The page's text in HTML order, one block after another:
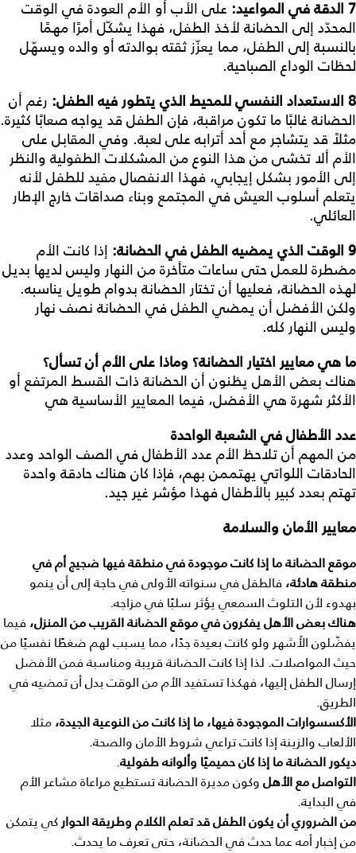
7 الدقةفي المواعيد: على الأب أو الأم العودة في الوقت
المحدّد إلى الحضانة لأخذ الطفل، فهذا يشكّل أمرًا مهمًا
بالنسبة إلى الطفل، مما يعزّز ثقته بوالدته أو والده ويسهّل
لحظات الوداع الصباحية.
8 الاستعداد النفسيللمحيط الذي يتطورفيه الطفل: رغم أن
الحضانة غالبًا ما تكون مراقبة، فإن الطفل قد يواجه صعابًا كثيرة.
مثلاً قد يتشاجر مع أحد أترابه على لعبة. وفي المقابل على
الأم ألا تخشى من هذا النوع من المشكلات الطفولية والنظر
إلى الأمور بشكل إيجابي، فهذا الانفصال مفيد للطفل لأنه
يتعلم أسلوب العيش في المجتمع وبناء صداقات خارج الإطار
العائلي.
9 الوقت الذي يمضيه الطفلفي الحضانة: إذا كانت الأم
مضطرة للعمل حتى ساعات متأخرة من النهار وليس لديها بديل
لهذه الحضانة، فعليها أن تختار الحضانة بدوام طويل يناسبه.
ولكن الأفضل أن يمضي الطفل في الحضانة نصف نهار
وليس النهار كله.
ما هيمعايير اختيار الحضانة؟ وماذا على الأمأنتسأل؟
هناك بعض الأهل يظنون أن الحضانة ذات القسط المرتفع أو
الأكثر شهرة هي الأفضل، فيما المعايير الأساسية هي
عدد الأطفالفي الشعبة الواحدة
من المهم أن تلاحظ الأم عدد الأطفال في الصف الواحد وعدد
الحادقات اللواتي يهتممن بهم، فإذا كان هناك حادقة واحدة
تهتم بعدد كبير بالأطفال فهذا مؤشر غير جيد.
معايير الأمان والسلامة
موقعالحضانةما إذا كانتموجودةفيمنطقةفيها ضجيجأمفي
منطقةهادئة، فالطفل في سنواته الأولى في حاجة إلى أن ينمو
بهدوء لأن التلوث السمعي يؤثر سلبًا في مزاجه.
هناكبعضالأهليفكرونفيموقعالحضانةالقريبمنالمنزل، فيما
يفضّلون الأَشهر ولو كانت بعيدة جدًا، مما يسبب لهم ضغطًا نفسيًا من
حيث المواصلات. لذا إذا كانت الحضانة قريبة ومناسبة فمن الأفضل
إرسال الطفل إليها، فهكذا تستفيد الأم من الوقت بدل أن تمضيه في
الطريق.
الأكسسواراتالموجودةفيها، ما إذا كانتمنالنوعيةالجيدة، مثلا
الألعاب والزينة إذا كانت تراعي شروط الأمان والصحة.
ديكورالحضانةما إذا كانحميميًا وألوانهطفولية.
التواصلمعالأهل وكون مديرة الحضانة تستطيع مراعاة مشاعر الأم
في البداية.
منالضروريأنيكونالطفلقدتعلمالكلام وطريقةالحواركي يتمكن
من إخبار أمه عما حدث في الحضانة، حتى تعرف ما يحدث.